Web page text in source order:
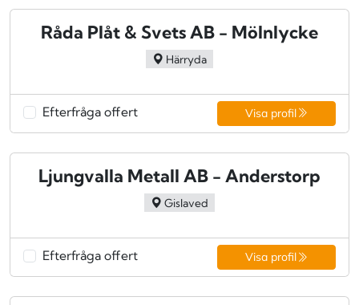
Råda Plåt & Svets AB - Mölnlycke
Härryda
Efterfråga offert Visa profil
Ljungvalla Metall AB - Anderstorp
Gislaved
Efterfråga offert Visa profil